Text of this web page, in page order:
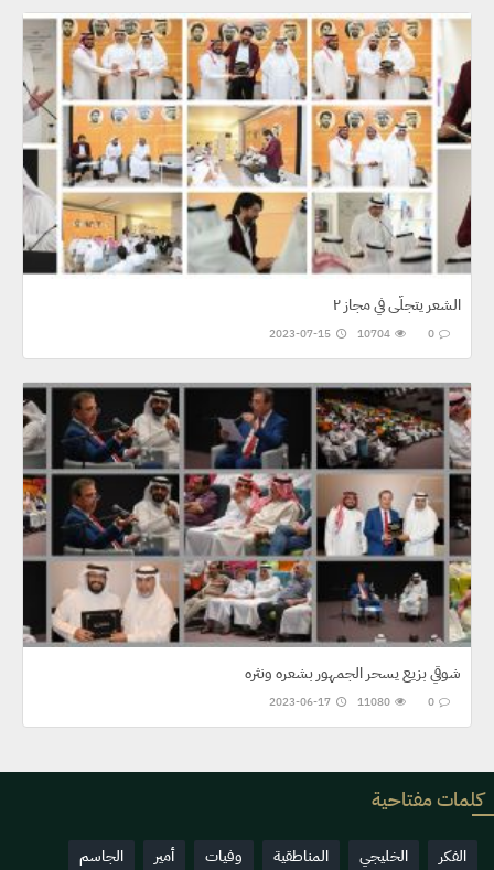
الشعر يتجلّى في مجاز ٢
شوقي بزيع يسحر الجمهور بشعره ونثره
كلمات مفتاحية
الفكر الخليجي المناطقية وفيات أمير
الجاسم